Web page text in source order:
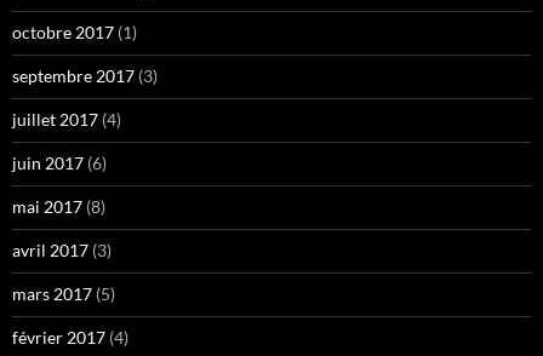
octobre 2017 (1)
septembre 2017 (3)
juillet 2017 (4)
juin 2017 (6)
mai 2017 (8)
avril 2017 (3)
mars 2017 (5)
février 2017 (4)